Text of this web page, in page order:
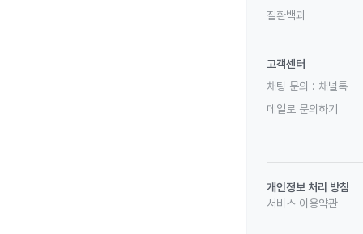
질환백과
고객센터
채팅 문의 : 채널톡
메일로 문의하기
개인정보 처리 방침
서비스 이용약관